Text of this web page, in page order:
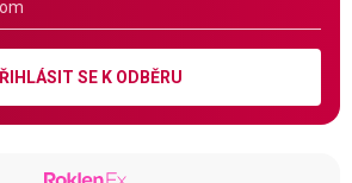
SE K ODBĚRU